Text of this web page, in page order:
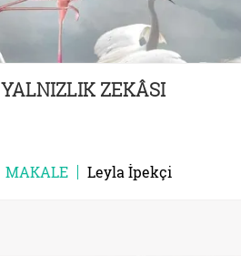
YALNIZLIK ZEKÂSI
MAKALE Leyla İpekçi